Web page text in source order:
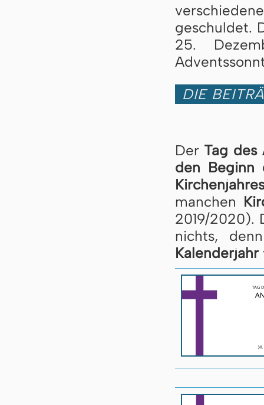
geschuldet.
25.
DIE
Der Tag des
den Beginn
Kirchenjahres
manchen
2019/2020).
nichts,
Kalenderjahr